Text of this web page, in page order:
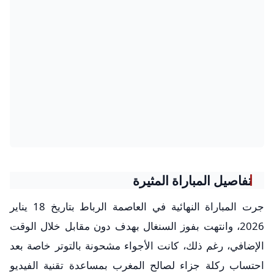
تفاصيل المباراة المثيرة
جرت المباراة النهائية في العاصمة الرباط بتاريخ 18 يناير
2026، وانتهت بفوز السنغال بهدف دون مقابل خلال الوقت
الإضافي، رغم ذلك، كانت الأجواء مشحونة بالتوتر خاصة بعد
احتساب ركلة جزاء لصالح المغرب بمساعدة تقنية الفيديو